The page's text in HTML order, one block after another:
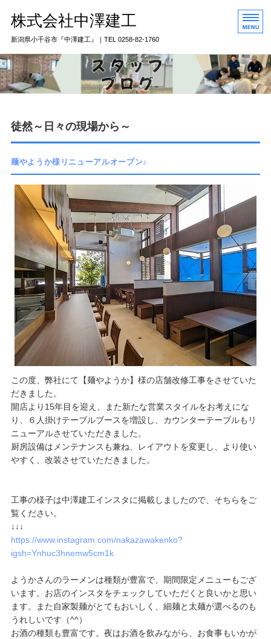
株式会社中澤建工
新潟県小千谷市『中澤建工』｜TEL 0258-82-1760
トップページ
私たちのこだわり
中澤建工のおすすめ
会社概要
徒然～日々の現場から～
麺やようか様リニューアルオープン♪
この度、弊社にて【麺やようか】様の店舗改修工事をさせていた
だきました。
開店より15年目を迎え、また新たな営業スタイルをお考えにな
り、６人掛けテーブルブースを増設し、カウンターテーブルもリ
ニューアルさせていただきました。
厨房設備はメンテナンスも兼ね、レイアウトを変更し、より使い
やすく、改装させていただきました。
工事の様子は中澤建工インスタに掲載しましたので、そちらをご
覧ください。
↓↓↓
https://www.instagram.com/nakazawakenko?
igsh=Ynhuc3hnemw5cm1k
ようかさんのラーメンは種類が豊富で、期間限定メニューもござ
います。お店のインスタをチェックしていただくと良いかと思い
ます。また自家製麺がとてもおいしく、細麺と太麺が選べるのも
うれしいです（^^）
お酒の種類も豊富です。夜はお酒を飲みながら、お食事もいかが